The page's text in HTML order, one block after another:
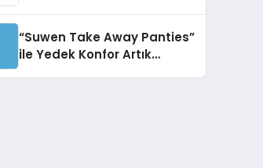
“Suwen Take Away Panties”
ile Yedek Konfor Artık